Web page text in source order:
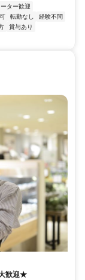
ター歓迎
転勤なし
経験不問
賞与あり
歓迎★